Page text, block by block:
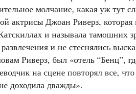
молчание, какая уж тут
актрисы Джоан Риверз, которая
и называла тамошних
и не стеснялись
Риверз, был «отель “Бенц”,
на сцене повторял все,
доходила дважды».